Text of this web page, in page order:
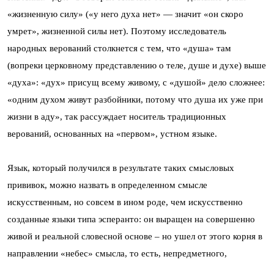
«жизненную силу» («у него духа нет» — значит «он скоро
умрет», жизненной силы нет). Поэтому исследователь
народных верований столкнется с тем, что «душа» там
(вопреки церковному представлению о теле, душе и духе) выше
«духа»: «дух» присущ всему живому, с «душой» дело сложнее:
«одним духом живут разбойники, потому что душа их уже при
жизни в аду», так рассуждает носитель традиционных
верований, основанных на «первом», устном языке.
Язык, который получился в результате таких смысловых
прививок, можно назвать в определенном смысле
искусственным, но совсем в ином роде, чем искусственно
созданные языки типа эсперанто: он выращен на совершенно
живой и реальной словесной основе – но ушел от этого корня в
направлении «небес» смысла, то есть, непредметного,